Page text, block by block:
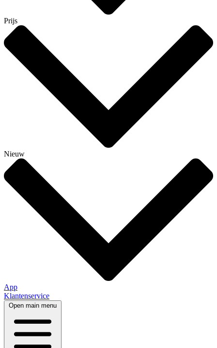
Prijs
Nieuw
App
Klantenservice
Open main menu